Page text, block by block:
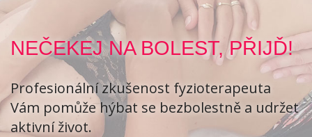
NEČEKEJ NA BOLEST, PŘIJĎ!
Profesionální zkušenost fyzioterapeuta
Vám pomůže hýbat se bezbolestně a udržet
aktivní život.